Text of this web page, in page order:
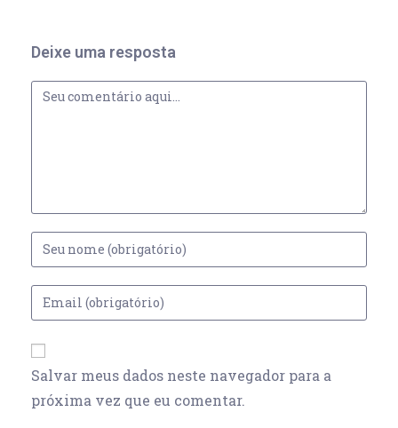
Deixe uma resposta
Salvar meus dados neste navegador para a
próxima vez que eu comentar.